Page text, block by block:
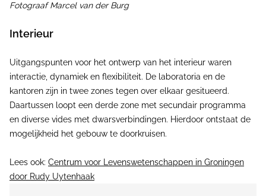
Fotograaf Marcel van der Burg
Interieur
Uitgangspunten voor het ontwerp van het interieur waren
interactie, dynamiek en flexibiliteit. De laboratoria en de
kantoren zijn in twee zones tegen over elkaar gesitueerd.
Daartussen loopt een derde zone met secundair programma
en diverse vides met dwarsverbindingen. Hierdoor ontstaat de
mogelijkheid het gebouw te doorkruisen.
Lees ook: Centrum voor Levenswetenschappen in Groningen
door Rudy Uytenhaak